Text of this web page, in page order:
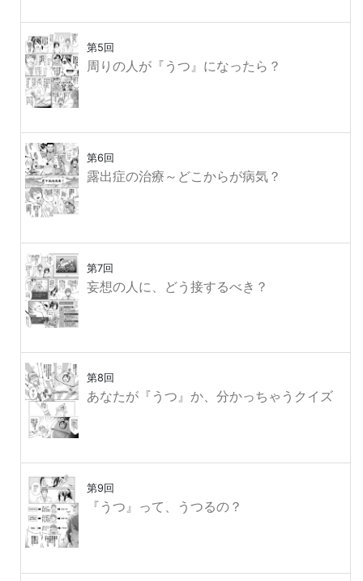
第5回
周りの人が『うつ』になったら？
第6回
露出症の治療～どこからが病気？
第7回
妄想の人に、どう接するべき？
第8回
あなたが『うつ』か、分かっちゃうクイズ
第9回
『うつ』って、うつるの？